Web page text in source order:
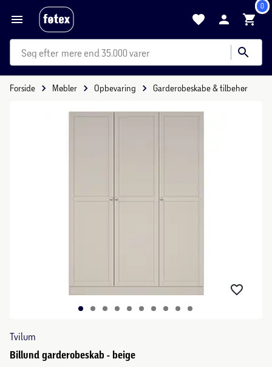
0
mere end 35.000 varer
Forside Møbler Opbevaring Garderobeskabe & tilbehør
Tvilum
Billund garderobeskab - beige